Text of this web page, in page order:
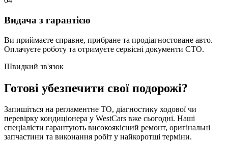
Видача з гарантією
Ви приймаєте справне, прибране та продіагностоване авто.
Оплачуєте роботу та отримуєте сервісні документи СТО.
Швидкий зв'язок
Готові убезпечити свої подорожі?
Запишіться на регламентне ТО, діагностику ходової чи
перевірку кондиціонера у WestCars вже сьогодні. Наші
спеціалісти гарантують високоякісний ремонт, оригінальні
запчастини та виконання робіт у найкоротші терміни.